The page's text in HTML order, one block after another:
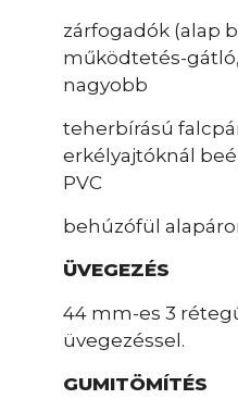
zárfogadók (alap
működtetés-
nagyobb
teherbírású
erkélyajtóknál
PVC
behúzófül
ÜVEGEZÉS
44 mm-es 3
üvegezéssel.
GUMITÖMÍTÉS